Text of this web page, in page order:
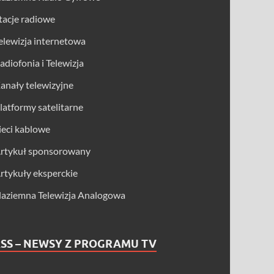
radiowe
internetowa
i Telewizja
telewizyjne
satelitarne
kablowe
sponsorowany
eksperckie
Telewizja Analogowa
– NEWSY Z PROGRAMU TV